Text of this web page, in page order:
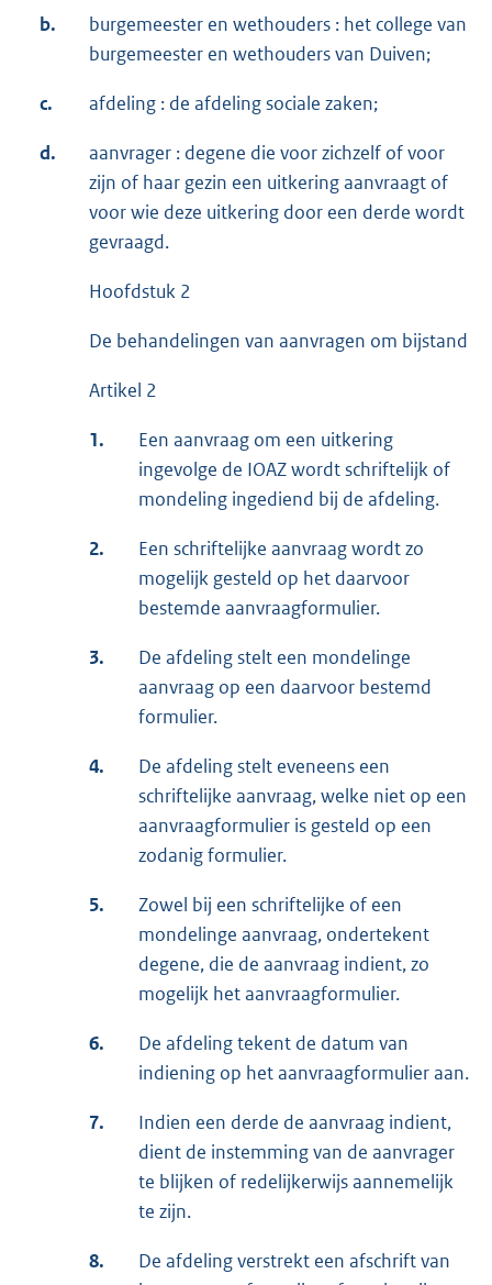
b.
burgemeester en wethouders : het college van
burgemeester en wethouders van Duiven;
c. afdeling : de afdeling sociale zaken;
d.
aanvrager : degene die voor zichzelf of voor
zijn of haar gezin een uitkering aanvraagt of
voor wie deze uitkering door een derde wordt
gevraagd.
Hoofdstuk 2
De behandelingen van aanvragen om bijstand
Artikel 2
1.
Een aanvraag om een uitkering
ingevolge de IOAZ wordt schriftelijk of
mondeling ingediend bij de afdeling.
2.
Een schriftelijke aanvraag wordt zo
mogelijk gesteld op het daarvoor
bestemde aanvraagformulier.
3.
De afdeling stelt een mondelinge
aanvraag op een daarvoor bestemd
formulier.
4.
De afdeling stelt eveneens een
schriftelijke aanvraag, welke niet op een
aanvraagformulier is gesteld op een
zodanig formulier.
5.
Zowel bij een schriftelijke of een
mondelinge aanvraag, ondertekent
degene, die de aanvraag indient, zo
mogelijk het aanvraagformulier.
6.
De afdeling tekent de datum van
indiening op het aanvraagformulier aan.
7.
Indien een derde de aanvraag indient,
dient de instemming van de aanvrager
te blijken of redelijkerwijs aannemelijk
te zijn.
8.
De afdeling verstrekt een afschrift van